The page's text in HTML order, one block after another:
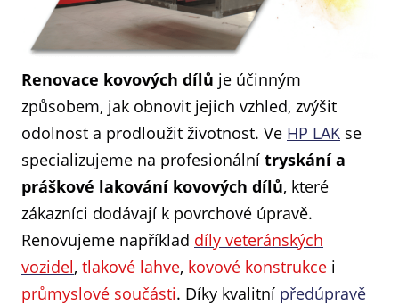
Renovace kovových dílů je účinným
způsobem, jak obnovit jejich vzhled, zvýšit
odolnost a prodloužit životnost. Ve HP LAK se
specializujeme na profesionální tryskání a
práškové lakování kovových dílů, které
zákazníci dodávají k povrchové úpravě.
Renovujeme například díly veteránských
vozidel, tlakové lahve, kovové konstrukce i
průmyslové součásti. Díky kvalitní předúpravě